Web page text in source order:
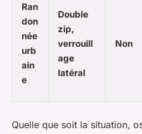
Ran
don
née
urb
ain
e
Double
zip,
verrouill
age
latéral
Non
Quelle que soit la situation,